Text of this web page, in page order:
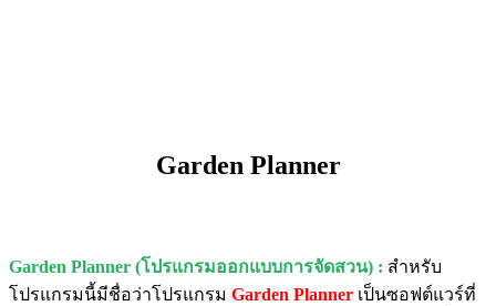
Garden Planner
Garden Planner (โปรแกรมออกแบบการจัดสวน) : สำหรับ
โปรแกรมนี้มีชื่อว่าโปรแกรม Garden Planner เป็นซอฟต์แวร์ที่